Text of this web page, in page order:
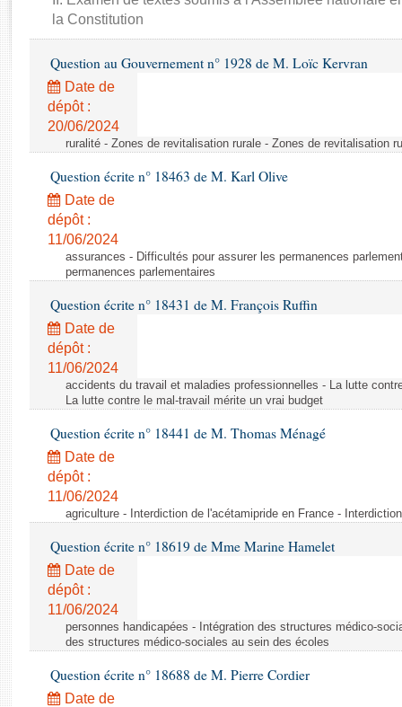
Rapports d'enquête
Rapports législatifs
Baromètre de l’application des lois
Dossiers législatifs
Budget et sécurité sociale
la Constitution
Question au Gouvernement n° 1928 de M. Loïc Kervran
Date de
dépôt :
20/06/2024
ruralité - Zones de revitalisation rurale - Zones de revitalisation
Question écrite n° 18463 de M. Karl Olive
Date de
dépôt :
11/06/2024
assurances - Difficultés pour assurer les permanences
permanences parlementaires
Question écrite n° 18431 de M. François Ruffin
Date de
dépôt :
11/06/2024
accidents du travail et maladies professionnelles - La lutte
La lutte contre le mal-travail mérite un vrai budget
Question écrite n° 18441 de M. Thomas Ménagé
Date de
dépôt :
11/06/2024
agriculture - Interdiction de l'acétamipride en France -
Question écrite n° 18619 de Mme Marine Hamelet
Date de
dépôt :
11/06/2024
personnes handicapées - Intégration des structures médico-
des structures médico-sociales au sein des écoles
Question écrite n° 18688 de M. Pierre Cordier
Date de